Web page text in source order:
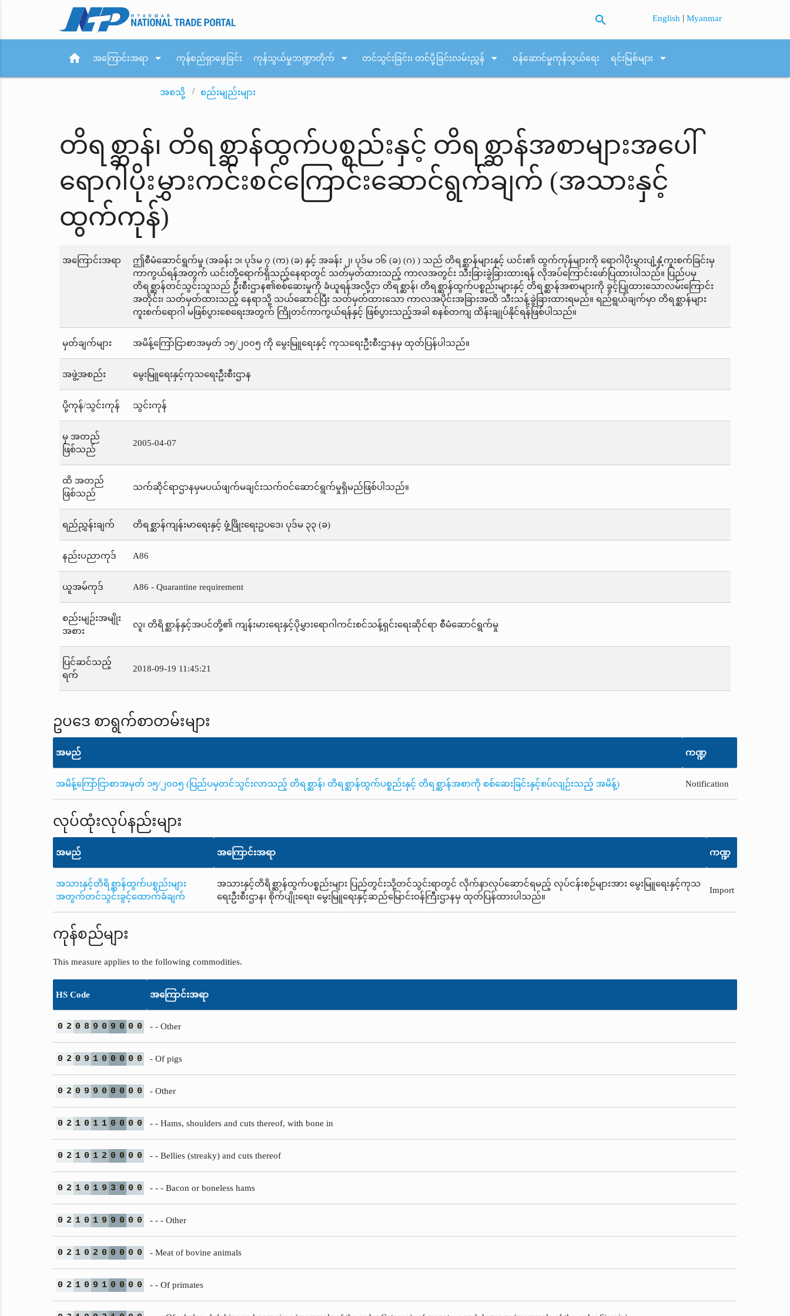
search English |Myanmar
home အကြောင်းအရာ arrow_drop_down ကုန်စည်ရှာဖွေခြင်း ကုန်သွယ်မှုဘဏ္ဍာတိုက် arrow_drop_down တင်သွင်းခြင်း၊ တင်ပို့ခြင်းလမ်းညွှန် arrow_drop_down ဝန်ဆောင်မှုကုန်သွယ်ရေး ရင်းမြစ်များ arrow_drop_down
အစသို့ စည်းမျည်းများ
တိရစ္ဆာန်၊ တိရစ္ဆာန်ထွက်ပစ္စည်းနှင့် တိရစ္ဆာန်အစာများအပေါ်
ရောဂါပိုးမွှားကင်းစင်ကြောင်းဆောင်ရွက်ချက် (အသားနှင့်
ထွက်ကုန်)
အကြောင်းအရာ
ဤစီမံဆောင်ရွက်မှု (အခန်း ၁၊ ပုဒ်မ ၇ (က) (ခ) နှင့် အခန်း ၂၊ ပုဒ်မ ၁၆ (ခ) (ဂ) ) သည် တိရစ္ဆာန်များနှင့် ယင်း၏ ထွက်ကုန်များကို ရောဂါပိုးမွှားပျံ့နှံ့ကူးစက်ခြင်းမှ
ကာကွယ်ရန်အတွက် ယင်းတို့ရောက်ရှိသည့်နေရာတွင် သတ်မှတ်ထားသည့် ကာလအတွင်း သီးခြားခွဲခြားထားရန် လိုအပ်ကြောင်းဖော်ပြထားပါသည်။ ပြည်ပမှ
တိရစ္ဆာန်တင်သွင်းသူသည် ဦးစီးဌာန၏စစ်ဆေးမှုကို ခံယူရန်အလို့ငှာ တိရစ္ဆာန်၊ တိရစ္ဆာန်ထွက်ပစ္စည်းများနှင့် တိရစ္ဆာန်အစာများကို ခွင့်ပြုထားသောလမ်းကြောင်း
အတိုင်း၊ သတ်မှတ်ထားသည့် နေရာသို့ သယ်ဆောင်ပြီး သတ်မှတ်ထားသော ကာလအပိုင်းအခြားအထိ သီးသန့်ခွဲခြားထားရမည်။ ရည်ရွယ်ချက်မှာ တိရစ္ဆာန်များ
ကူးစက်ရောဂါ မဖြစ်ပွားစေရေးအတွက် ကြိုတင်ကာကွယ်ရန်နှင့် ဖြစ်ပွားသည့်အခါ စနစ်တကျ ထိန်းချုပ်နိုင်ရန်ဖြစ်ပါသည်။
မှတ်ချက်များ အမိန့်ကြော်ငြာစာအမှတ် ၁၅/၂၀၀၅ ကို မွေးမြူရေးနှင့် ကုသရေးဦးစီးဌာနမှ ထုတ်ပြန်ပါသည်။
အဖွဲ့အစည်း မွေးမြူရေးနှင့်ကုသရေးဦးစီးဌာန
ပို့ကုန်/သွင်းကုန် သွင်းကုန်
မှ အတည်
ဖြစ်သည်
2005-04-07
ထိ အတည်
ဖြစ်သည်
သက်ဆိုင်ရာဌာနမှမပယ်ဖျက်မချင်းသက်ဝင်ဆောင်ရွက်မှုရှိမည်ဖြစ်ပါသည်။
ရည်ညွှန်းချက် တိရစ္ဆာန်ကျန်းမာရေးနှင့် ဖွံ့ဖြိုးရေးဥပဒေ၊ ပုဒ်မ ၃၃ (ခ)
နည်းပညာကုဒ် A86
ယူအမ်ကုဒ် A86 - Quarantine requirement
စည်းမျဉ်းအမျိုး
အစား
လူ၊ တိရိစ္ဆာန်နှင့်အပင်တို့၏ ကျန်းမားရေးနှင့်ပိုမွှားရောဂါကင်းစင်သန့်ရှင်းရေးဆိုင်ရာ စီမံဆောင်ရွက်မှု
ပြင်ဆင်သည့်
ရက်
2018-09-19 11:45:21
ဥပဒေ စာရွက်စာတမ်းများ
အမည် ကဏ္ဍ
အမိန့်ကြော်ငြာစာအမှတ် ၁၅/၂၀၀၅ (ပြည်ပမှတင်သွင်းလာသည့် တိရစ္ဆာန်၊ တိရစ္ဆာန်ထွက်ပစ္စည်းနှင့် တိရစ္ဆာန်အစာကို စစ်ဆေးခြင်းနှင့်စပ်လျဉ်းသည့် အမိန့်) Notification
လုပ်ထုံးလုပ်နည်းများ
အမည် အကြောင်းအရာ ကဏ္ဍ
အသားနှင့်တိရိစ္ဆာန်ထွက်ပစ္စည်းများ
အတွက်တင်သွင်းခွင့်ထောက်ခံချက်
အသားနှင့်တိရိစ္ဆာန်ထွက်ပစ္စည်းများ ပြည်တွင်းသို့တင်သွင်းရာတွင် လိုက်နာလုပ်ဆောင်ရမည့် လုပ်ငန်းစဉ်များအား မွေးမြူရေးနှင့်ကုသ
ရေးဦးစီးဌာန၊ စိုက်ပျိုးရေး၊ မွေးမြူရေးနှင့်ဆည်မြောင်းဝန်ကြီးဌာနမှ ထုတ်ပြန်ထားပါသည်။
Import
ကုန်စည်များ
This measure applies to the following commodities.
HS Code အကြောင်းအရာ
0 2 0 8 9 0 9 0 0 0 - - Other
0 2 0 9 1 0 0 0 0 0 - Of pigs
0 2 0 9 9 0 0 0 0 0 - Other
0 2 1 0 1 1 0 0 0 0 - - Hams, shoulders and cuts thereof, with bone in
0 2 1 0 1 2 0 0 0 0 - - Bellies (streaky) and cuts thereof
0 2 1 0 1 9 3 0 0 0 - - - Bacon or boneless hams
0 2 1 0 1 9 9 0 0 0 - - - Other
0 2 1 0 2 0 0 0 0 0 - Meat of bovine animals
0 2 1 0 9 1 0 0 0 0 - - Of primates